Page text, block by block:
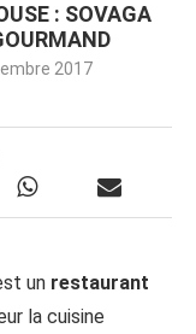
: SOVAGA
2017
un restaurant
la cuisine